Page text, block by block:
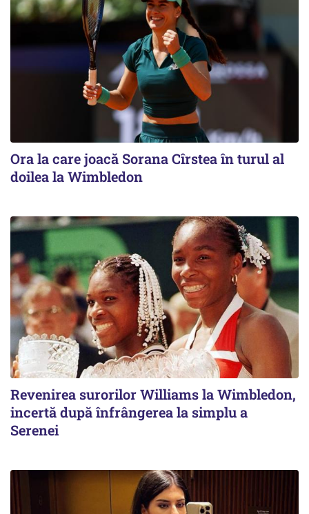
Ora la care joacă Sorana Cîrstea în turul al
doilea la Wimbledon
Revenirea surorilor Williams la Wimbledon,
incertă după înfrângerea la simplu a
Serenei